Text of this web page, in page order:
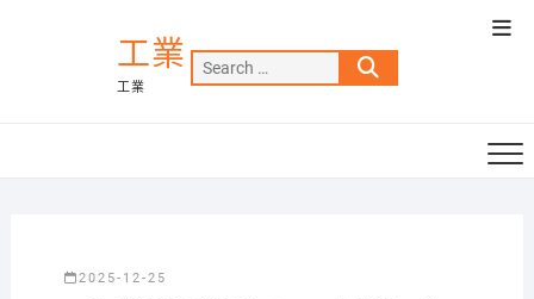
工業
工業
Search
…
2025-12-25